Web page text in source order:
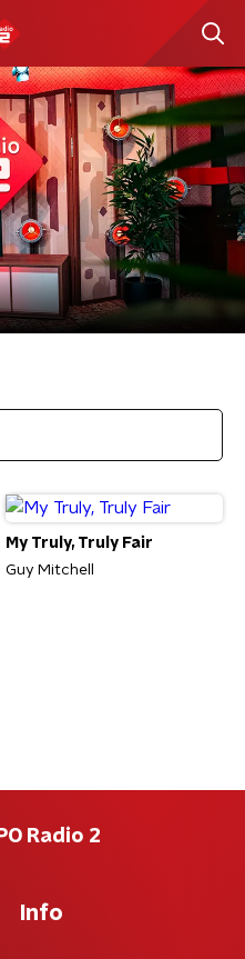
My Truly, Truly Fair
Guy Mitchell
Radio 2
Info